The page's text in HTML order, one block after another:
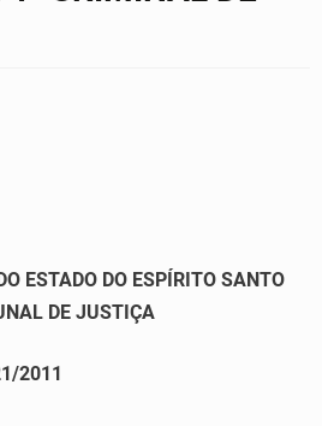
ESTADO DO ESPÍRITO SANTO
DE JUSTIÇA
2011